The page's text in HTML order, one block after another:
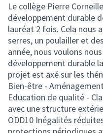
Le collège Pierre
développement durable
lauréat 2 fois. Cela nous
serres, un poulailler et
année, nous voulons
développement durable
projet est axé sur les
Bien-être -
Education de qualité -
avec une structure
ODD10 Inégalités